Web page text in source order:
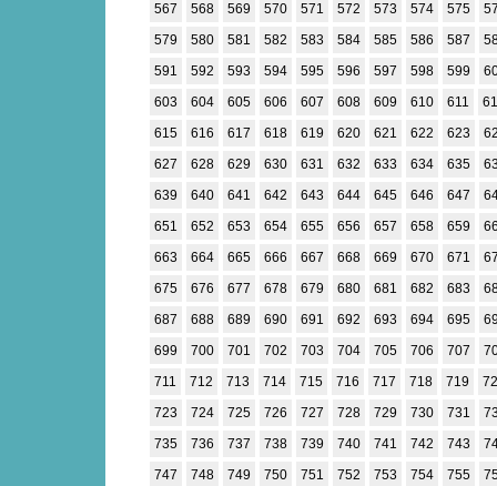
567
568 569 570 571 572 573 574 575
579
580 581 582 583 584 585 586 587
591
592 593 594 595 596 597 598 599
603
604 605 606 607 608 609 610 611
615
616 617 618 619 620 621 622 623
627
628 629 630 631 632 633 634 635
639
640 641 642 643 644 645 646 647
651
652 653 654 655 656 657 658 659
663
664 665 666 667 668 669 670 671
675
676 677 678 679 680 681 682 683
687
688 689 690 691 692 693 694 695
699
700 701 702 703 704 705 706 707
711
712 713 714 715 716 717 718 719
723
724 725 726 727 728 729 730 731
735
736 737 738 739 740 741 742 743
747
748 749 750 751 752 753 754 755